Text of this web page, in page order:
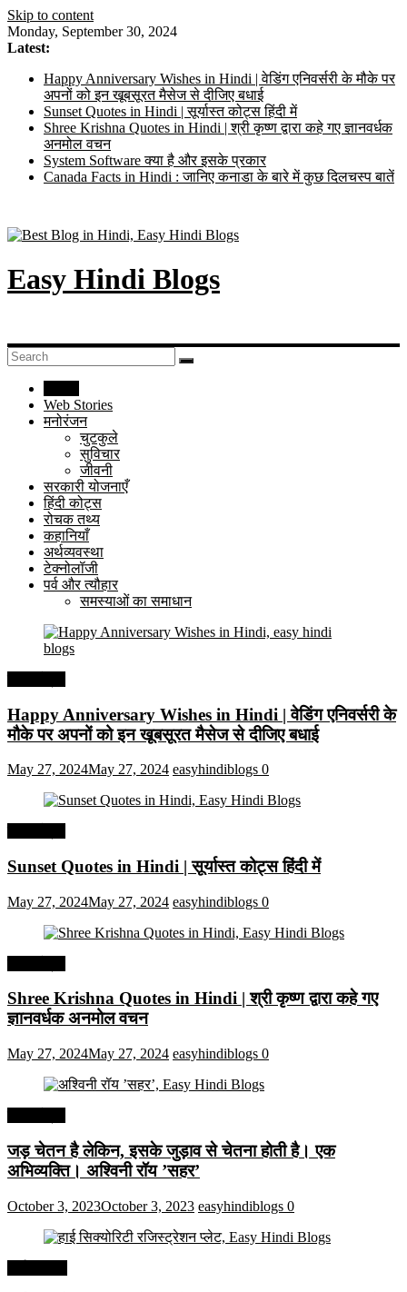
Skip to content
Monday, September 30, 2024
Latest:
Happy Anniversary Wishes in Hindi | वेडिंग एनिवर्सरी के मौके पर
अपनों को इन खूबसूरत मैसेज से दीजिए बधाई
Sunset Quotes in Hindi | सूर्यास्त कोट्स हिंदी में
Shree Krishna Quotes in Hindi | श्री कृष्ण द्वारा कहे गए ज्ञानवर्धक
अनमोल वचन
System Software क्या है और इसके प्रकार
Canada Facts in Hindi : जानिए कनाडा के बारे में कुछ दिलचस्प बातें
Easy Hindi Blogs
Web Stories
मनोरंजन
चुटकुले
सुविचार
जीवनी
सरकारी योजनाएँ
हिंदी कोट्स
रोचक तथ्य
कहानियाँ
अर्थव्यवस्था
टेक्नोलॉजी
पर्व और त्यौहार
समस्याओं का समाधान
Happy Anniversary Wishes in Hindi | वेडिंग एनिवर्सरी के
मौके पर अपनों को इन खूबसूरत मैसेज से दीजिए बधाई
May 27, 2024May 27, 2024 easyhindiblogs 0
Sunset Quotes in Hindi | सूर्यास्त कोट्स हिंदी में
May 27, 2024May 27, 2024 easyhindiblogs 0
Shree Krishna Quotes in Hindi | श्री कृष्ण द्वारा कहे गए
ज्ञानवर्धक अनमोल वचन
May 27, 2024May 27, 2024 easyhindiblogs 0
जड़ चेतन है लेकिन, इसके जुड़ाव से चेतना होती है। एक
अभिव्यक्ति। अश्विनी रॉय ’सहर’
October 3, 2023October 3, 2023 easyhindiblogs 0